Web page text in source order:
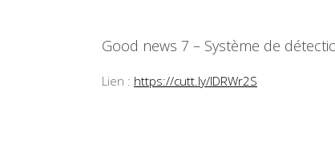
Good news 7 – Système de
Lien : https://cutt.ly/lDRWr2S